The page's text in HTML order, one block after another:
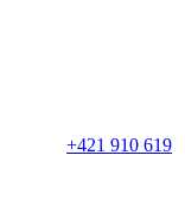
+421 910 619